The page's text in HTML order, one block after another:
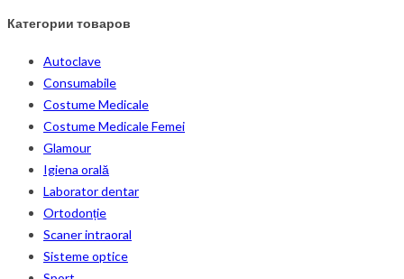
Категории товаров
Autoclave
Consumabile
Costume Medicale
Costume Medicale Femei
Glamour
Igiena orală
Laborator dentar
Ortodonție
Scaner intraoral
Sisteme optice